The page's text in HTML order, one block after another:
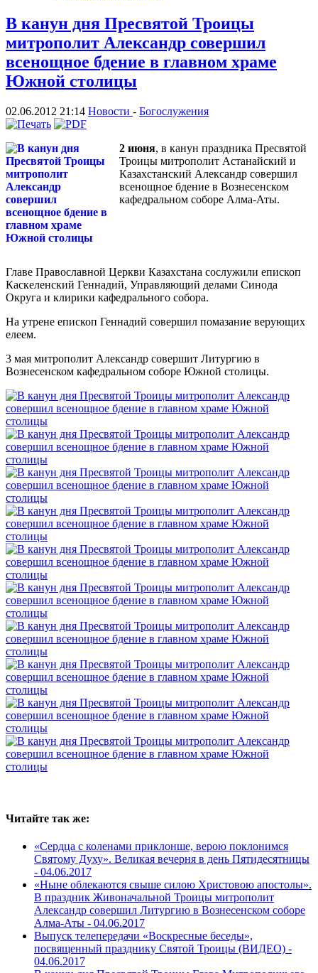
В канун дня Пресвятой Троицы
митрополит Александр совершил
всенощное бдение в главном храме
Южной столицы
02.06.2012 21:14 Новости - Богослужения
2 июня, в канун праздника Пресвятой
Троицы митрополит Астанайский и
Казахстанский Александр совершил
всенощное бдение в Вознесенском
кафедральном соборе Алма-Аты.
Главе Православной Церкви Казахстана сослужили епископ
Каскеленский Геннадий, Управляющий делами Синода
Округа и клирики кафедрального собора.
На утрене епископ Геннадий совершил помазание верующих
елеем.
3 мая митрополит Александр совершит Литургию в
Вознесенском кафедральном соборе Южной столицы.
Читайте так же:
«Сердца с коленами приклонше, верою поклонимся
Святому Духу». Великая вечерня в день Пятидесятницы
- 04.06.2017
«Ныне облекаются свыше силою Христовою апостолы».
В праздник Живоначальной Троицы митрополит
Александр совершил Литургию в Вознесенском соборе
Алма-Аты - 04.06.2017
Выпуск телепередачи «Воскресные беседы»,
посвященный празднику Святой Троицы (ВИДЕО) -
04.06.2017